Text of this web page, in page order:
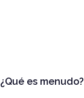
¿Qué es menudo?